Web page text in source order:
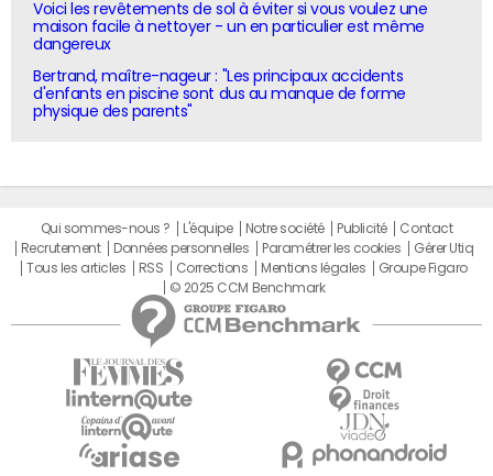
Voici les revêtements de sol à éviter si vous voulez une
maison facile à nettoyer - un en particulier est même
dangereux
Bertrand, maître-nageur : "Les principaux accidents
d'enfants en piscine sont dus au manque de forme
physique des parents"
Qui sommes-nous ? L'équipe Notre société Publicité
Contact
Recrutement
Données personnelles Paramétrer les cookies
Gérer Utiq
Tous les articles
RSS Corrections Mentions légales
Groupe Figaro
© 2025 CCM Benchmark